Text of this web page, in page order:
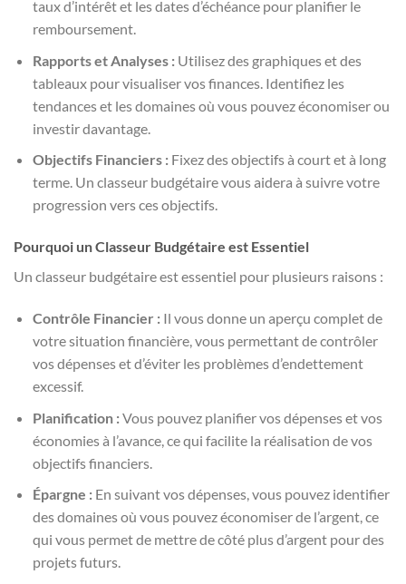
taux d’intérêt et les dates d’échéance pour planifier le
remboursement.
Rapports et Analyses :Utilisez des graphiques et des
tableaux pour visualiser vos finances. Identifiez les
tendances et les domaines où vous pouvez économiser ou
investir davantage.
Objectifs Financiers :Fixez des objectifs à court et à long
terme. Un classeur budgétaire vous aidera à suivre votre
progression vers ces objectifs.
Pourquoi un Classeur Budgétaire est Essentiel
Un classeur budgétaire est essentiel pour plusieurs raisons :
Contrôle Financier :Il vous donne un aperçu complet de
votre situation financière, vous permettant de contrôler
vos dépenses et d’éviter les problèmes d’endettement
excessif.
Planification :Vous pouvez planifier vos dépenses et vos
économies à l’avance, ce qui facilite la réalisation de vos
objectifs financiers.
Épargne :En suivant vos dépenses, vous pouvez identifier
des domaines où vous pouvez économiser de l’argent, ce
qui vous permet de mettre de côté plus d’argent pour des
projets futurs.